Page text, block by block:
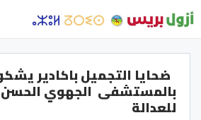
ضحايا التجميل باكادير
بالمستشفى الجهوي الحسن
للعدالة